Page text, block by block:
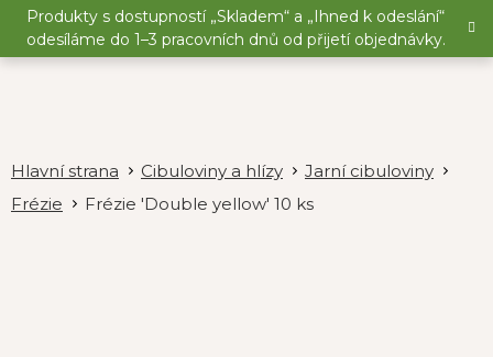
Přejít
obsah
Produkty s dostupností „Skladem“ a „Ihned k odeslání“
odesíláme do 1–3 pracovních dnů od přijetí objednávky.
Cibuloviny a hlízy
Jarní cibuloviny
Frézie
Frézie 'Double yellow' 10 ks